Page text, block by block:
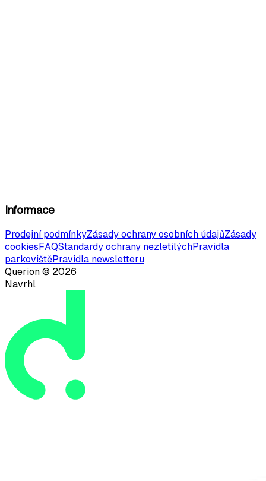
Informace
Prodejní podmínkyZásady ochrany osobních údajůZásady
cookiesFAQStandardy ochrany nezletilýchPravidla
parkovištěPravidla newsletteru
Querion © 2026
Navrhl